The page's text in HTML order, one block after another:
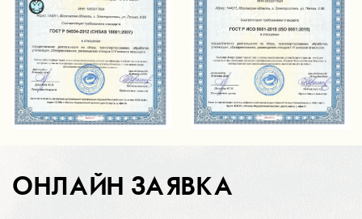
ОНЛАЙН ЗАЯВКА